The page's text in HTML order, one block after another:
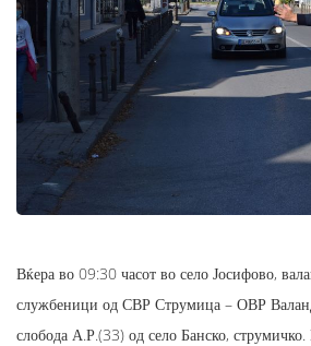
Вќера во 09:30 часот во село Јосифово,
службеници од СВР Струмица – ОВР
слобода А.Р.(33) од село Банско, струмичко.